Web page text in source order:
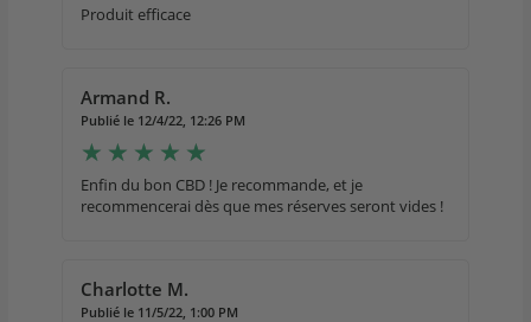
Produit efficace
Armand R.
Publié le 12/4/22, 12:26 PM
Enfin du bon CBD ! Je recommande, et je
recommencerai dès que mes réserves seront vides !
Charlotte M.
Publié le 11/5/22, 1:00 PM